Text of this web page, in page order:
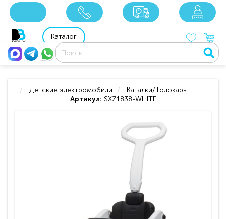
8 800 201 92 06
Каталог
Детские электромобили
Каталки/Толокары
Артикул: SXZ1838-WHITE
xxx